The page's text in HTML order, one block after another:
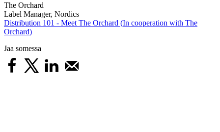
The Orchard
Label Manager, Nordics
Distribution 101 - Meet The Orchard (In cooperation with The
Orchard)
Jaa somessa